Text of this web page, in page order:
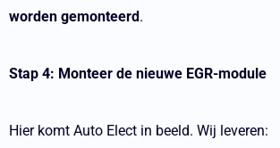
worden gemonteerd.
Stap 4: Monteer de nieuwe EGR-module
Hier komt Auto Elect in beeld. Wij leveren: